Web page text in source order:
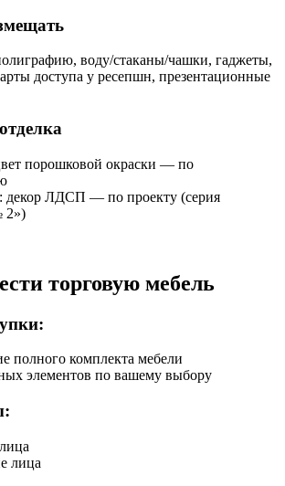
воду/стаканы/чашки, гаджеты,
доступа у ресепшн, презентационные
порошковой окраски — по
декор ЛДСП — по проекту (серия
2»)
торговую мебель
полного комплекта мебели
элементов по вашему выбору
лица